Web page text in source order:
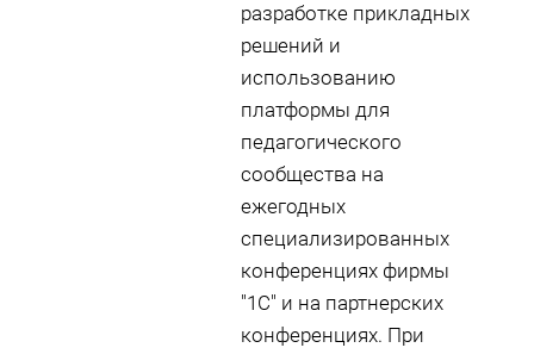
разработке прикладных
решений и
использованию
платформы для
педагогического
сообщества на
ежегодных
специализированных
конференциях фирмы
"1С" и на партнерских
конференциях. При